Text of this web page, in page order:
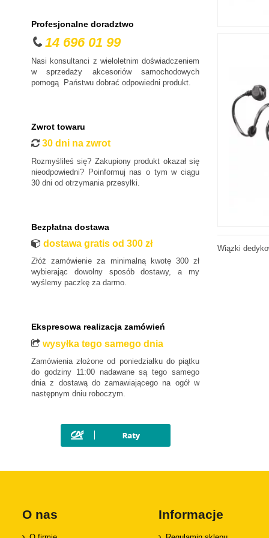
Wiązki
Honda
Jaguar
Jeep
MAN
Maxus
Nissan
Opel
Porsche
Rover
Skoda
Profesjonalne doradztwo
14 696 01 99
Nasi konsultanci z wieloletnim doświadczeniem
w sprzedaży akcesoriów samochodowych
pomogą Państwu dobrać odpowiedni produkt.
Zwrot towaru
30 dni na zwrot
Rozmyśliłeś się? Zakupiony produkt okazał się
nieodpowiedni? Poinformuj nas o tym w ciągu
30 dni od otrzymania przesyłki.
Bezpłatna dostawa
dostawa gratis od 300 zł
Złóż zamówienie za minimalną kwotę 300 zł
wybierając dowolny sposób dostawy, a my
wyślemy paczkę za darmo.
Ekspresowa realizacja zamówień
wysyłka tego samego dnia
Zamówienia złożone od poniedziałku do piątku
do godziny 11:00 nadawane są tego samego
dnia z dostawą do zamawiającego na ogół w
następnym dniu roboczym.
O nas Informacje